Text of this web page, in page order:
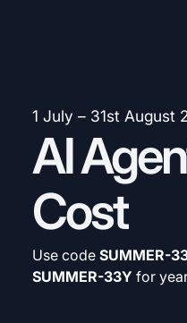
1 July – 31st August
AI
Cost
Use code SUMMER-
SUMMER-33Y for